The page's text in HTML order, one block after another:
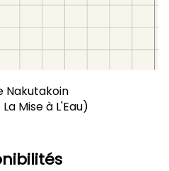
Nakutakoin
Mise à L'Eau)